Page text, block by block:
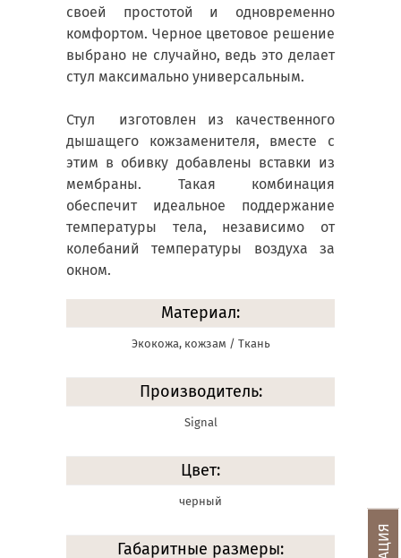
своей простотой и одновременно
комфортом. Черное цветовое решение
выбрано не случайно, ведь это делает
стул максимально универсальным.
Стул изготовлен из качественного
дышащего кожзаменителя, вместе с
этим в обивку добавлены вставки из
мембраны. Такая комбинация
обеспечит идеальное поддержание
температуры тела, независимо от
колебаний температуры воздуха за
окном.
Материал:
Экокожа, кожзам / Ткань
Производитель:
Signal
Цвет:
черный
Габаритные размеры: